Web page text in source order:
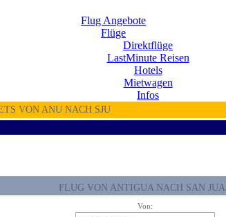
Flug Angebote
Flüge
Direktflüge
LastMinute Reisen
Hotels
Mietwagen
Infos
VON ANU NACH SJU
FLUG VON ANTIGUA NACH SAN
Von: